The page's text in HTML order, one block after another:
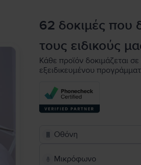
62 δοκιμές που
τους ειδικούς
Κάθε προϊόν δοκιμάζεται
εξειδικευμένου
Οθόνη
Μικρόφωνο